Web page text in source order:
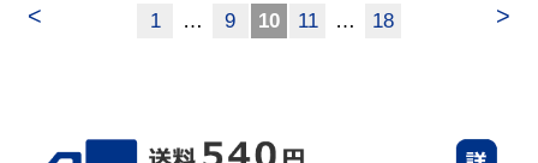
< >
1 … 9 10 11 … 18